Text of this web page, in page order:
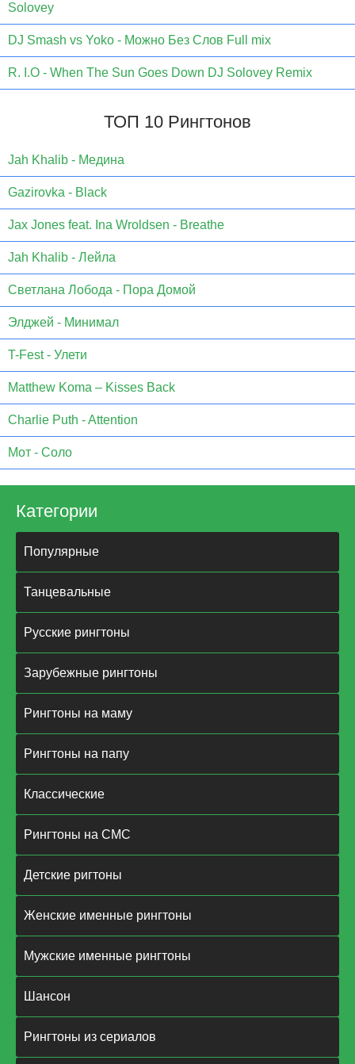
Solovey
DJ Smash vs Yoko - Можно Без Слов Full mix
R. I.O - When The Sun Goes Down DJ Solovey Remix
ТОП 10 Рингтонов
Jаh Khаlib - Медина
Gazirovka - Black
Jax Jones feat. Ina Wroldsen - Breathe
Jah Khalib - Лейла
Светлана Лобода - Пора Домой
Элджей - Минимал
T-Fest - Улети
Matthew Koma – Kisses Back
Charlie Puth - Attention
Мот - Соло
Категории
Популярные
Танцевальные
Русские рингтоны
Зарубежные рингтоны
Рингтоны на маму
Рингтоны на папу
Классические
Рингтоны на СМС
Детские ригтоны
Женские именные рингтоны
Мужские именные рингтоны
Шансон
Рингтоны из сериалов